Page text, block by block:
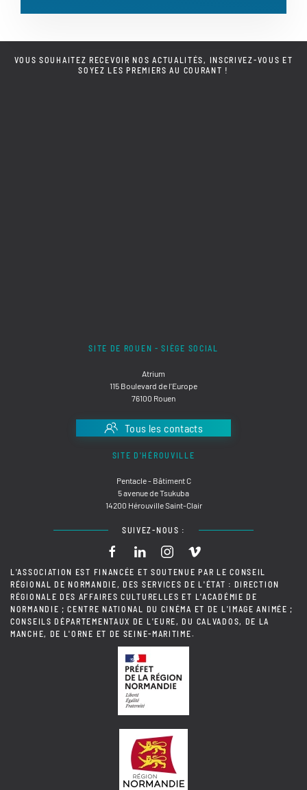
VOUS SOUHAITEZ RECEVOIR NOS ACTUALITÉS, INSCRIVEZ-VOUS ET
SOYEZ LES PREMIERS AU COURANT !
SITE DE ROUEN - SIÈGE SOCIAL
Atrium
115 Boulevard de l'Europe
76100 Rouen
Tous les contacts
SITE D'HÉROUVILLE
Pentacle - Bâtiment C
5 avenue de Tsukuba
14200 Hérouville Saint-Clair
SUIVEZ-NOUS :
L'ASSOCIATION EST FINANCÉE ET SOUTENUE PAR LE CONSEIL
RÉGIONAL DE NORMANDIE, DES SERVICES DE L'ÉTAT : DIRECTION
RÉGIONALE DES AFFAIRES CULTURELLES ET L'ACADÉMIE DE
NORMANDIE ; CENTRE NATIONAL DU CINÉMA ET DE L'IMAGE ANIMÉE ;
CONSEILS DÉPARTEMENTAUX DE L'EURE, DU CALVADOS, DE LA
MANCHE, DE L'ORNE ET DE SEINE-MARITIME.